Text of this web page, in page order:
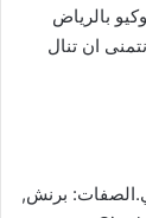
بالرياض
ان تنال
الصفات: برنش,